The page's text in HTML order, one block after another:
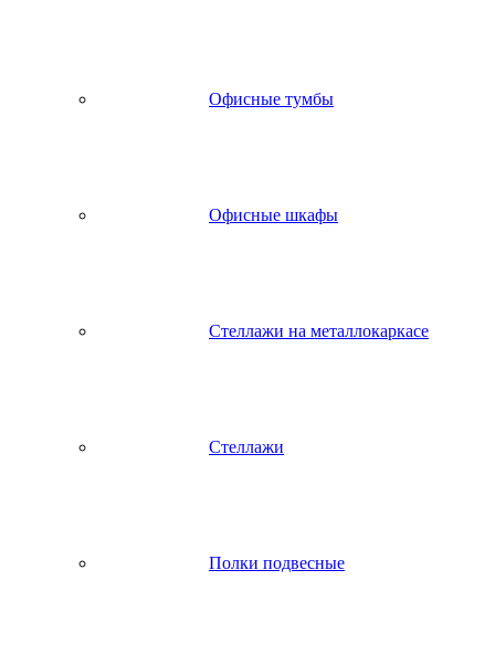
Офисные тумбы
Офисные шкафы
Стеллажи на металлокаркасе
Стеллажи
Полки подвесные